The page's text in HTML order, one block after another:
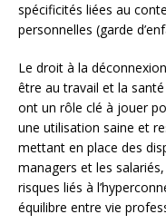
spécificités liées au
personnelles (garde
Le droit à la
être au travail et la
ont un rôle clé à jouer
une utilisation saine et
mettant en place des
managers et les
risques liés à
équilibre entre vie